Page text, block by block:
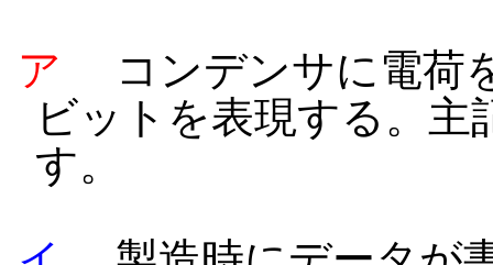
ア コンデンサに電荷
ビットを表現する。
す。